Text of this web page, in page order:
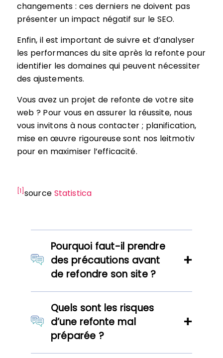
changements : ces derniers ne doivent pas
présenter un impact négatif sur le SEO.
Enfin, il est important de suivre et d’analyser
les performances du site après la refonte pour
identifier les domaines qui peuvent nécessiter
des ajustements.
Vous avez un projet de refonte de votre site
web ? Pour vous en assurer la réussite, nous
vous invitons à nous contacter ; planification,
mise en œuvre rigoureuse sont nos leitmotiv
pour en maximiser l’efficacité.
[1]source Statistica
Pourquoi faut-il prendre
des précautions avant
de refondre son site ?
Quels sont les risques
d’une refonte mal
préparée ?